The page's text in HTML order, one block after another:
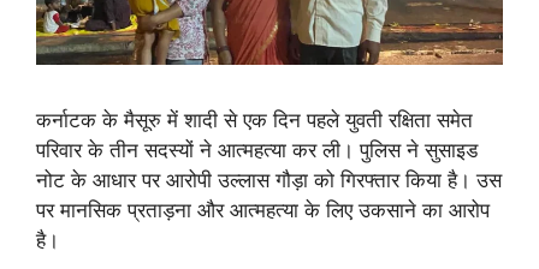
कर्नाटक के मैसूरु में शादी से एक दिन पहले युवती रक्षिता समेत
परिवार के तीन सदस्यों ने आत्महत्या कर ली। पुलिस ने सुसाइड
नोट के आधार पर आरोपी उल्लास गौड़ा को गिरफ्तार किया है। उस
पर मानसिक प्रताड़ना और आत्महत्या के लिए उकसाने का आरोप
है।